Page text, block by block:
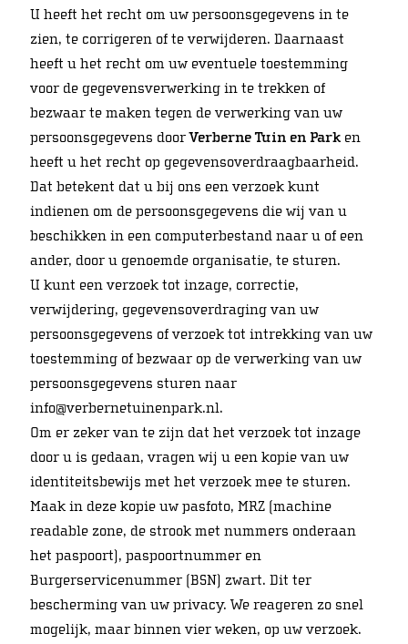
U heeft het recht om uw persoonsgegevens in te
zien, te corrigeren of te verwijderen. Daarnaast
heeft u het recht om uw eventuele toestemming
voor de gegevensverwerking in te trekken of
bezwaar te maken tegen de verwerking van uw
persoonsgegevens doorVerberne Tuin en Parken
heeft u het recht op gegevensoverdraagbaarheid.
Dat betekent dat u bij ons een verzoek kunt
indienen om de persoonsgegevens die wij van u
beschikken in een computerbestand naar u of een
ander, door u genoemde organisatie, te sturen.
U kunt een verzoek tot inzage, correctie,
verwijdering, gegevensoverdraging van uw
persoonsgegevens of verzoek tot intrekking van uw
toestemming of bezwaar op de verwerking van uw
persoonsgegevens sturen naar
info@verbernetuinenpark.nl.
Om er zeker van te zijn dat het verzoek tot inzage
door u is gedaan, vragen wij u een kopie van uw
identiteitsbewijs met het verzoek mee te sturen.
Maak in deze kopie uw pasfoto, MRZ (machine
readable zone, de strook met nummers onderaan
het paspoort), paspoortnummer en
Burgerservicenummer (BSN) zwart. Dit ter
bescherming van uw privacy. We reageren zo snel
mogelijk, maar binnen vier weken, op uw verzoek.